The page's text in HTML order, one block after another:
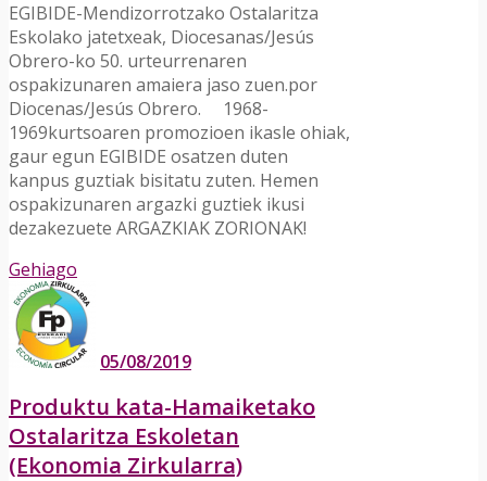
EGIBIDE-Mendizorrotzako Ostalaritza
Eskolako jatetxeak, Diocesanas/Jesús
Obrero-ko 50. urteurrenaren
ospakizunaren amaiera jaso zuen.por
Diocenas/Jesús Obrero. 1968-
1969kurtsoaren promozioen ikasle ohiak,
gaur egun EGIBIDE osatzen duten
kanpus guztiak bisitatu zuten. Hemen
ospakizunaren argazki guztiek ikusi
dezakezuete ARGAZKIAK ZORIONAK!
Gehiago
05/08/2019
Produktu kata-Hamaiketako
Ostalaritza Eskoletan
(Ekonomia Zirkularra)